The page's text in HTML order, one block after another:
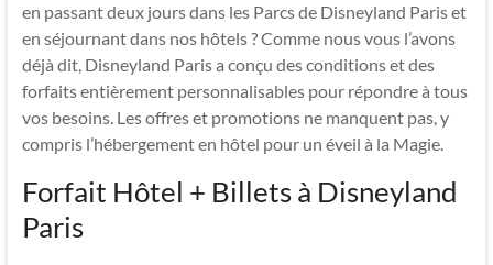
en passant deux jours dans les Parcs de Disneyland Paris et
en séjournant dans nos hôtels ? Comme nous vous l’avons
déjà dit, Disneyland Paris a conçu des conditions et des
forfaits entièrement personnalisables pour répondre à tous
vos besoins. Les offres et promotions ne manquent pas, y
compris l’hébergement en hôtel pour un éveil à la Magie.
Forfait Hôtel + Billets à Disneyland
Paris